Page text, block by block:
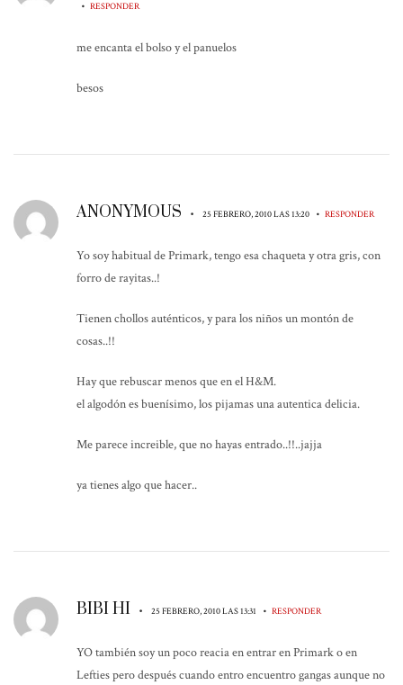
• RESPONDER
me encanta el bolso y el panuelos
besos
ANONYMOUS • 25 FEBRERO, 2010 LAS 13:20 • RESPONDER
Yo soy habitual de Primark, tengo esa chaqueta y otra gris, con
forro de rayitas..!
Tienen chollos auténticos, y para los niños un montón de
cosas..!!
Hay que rebuscar menos que en el H&M.
el algodón es buenísimo, los pijamas una autentica delicia.
Me parece increible, que no hayas entrado..!!..jajja
ya tienes algo que hacer..
BIBI HI • 25 FEBRERO, 2010 LAS 13:31 • RESPONDER
YO también soy un poco reacia en entrar en Primark o en
Lefties pero después cuando entro encuentro gangas aunque no